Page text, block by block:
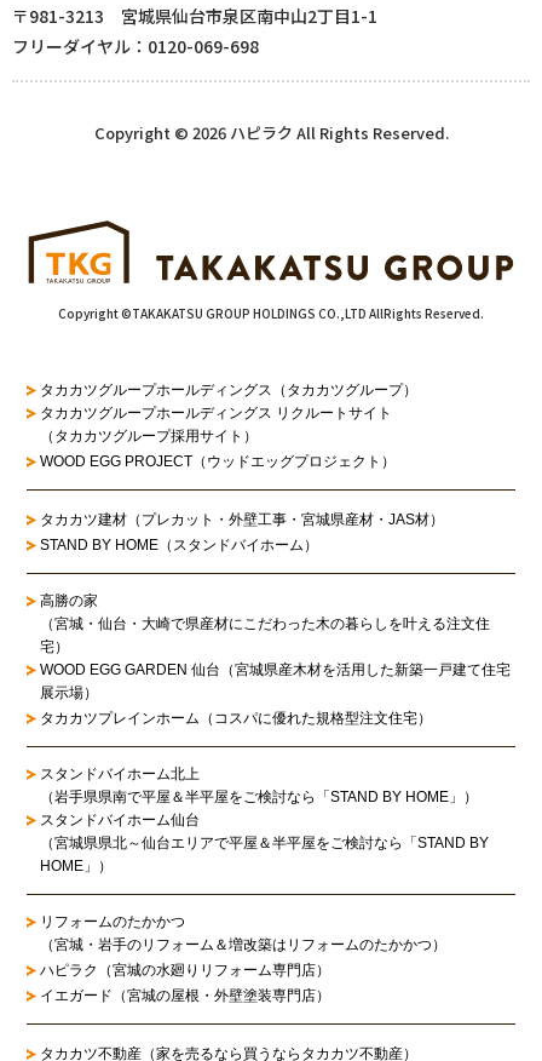
〒981-3213 宮城県仙台市泉区南中山2丁目1-1
フリーダイヤル：0120-069-698
Copyright © 2026 ハピラク All Rights Reserved.
Copyright ©TAKAKATSU GROUP HOLDINGS CO.,LTD AllRights Reserved.
タカカツグループホールディングス（タカカツグループ）
タカカツグループホールディングス リクルートサイト
（タカカツグループ採用サイト）
WOOD EGG PROJECT（ウッドエッグプロジェクト）
タカカツ建材（プレカット・外壁工事・宮城県産材・JAS材）
STAND BY HOME（スタンドバイホーム）
高勝の家
（宮城・仙台・大崎で県産材にこだわった木の暮らしを叶える注文住
宅）
WOOD EGG GARDEN 仙台（宮城県産木材を活用した新築一戸建て住宅
展示場）
タカカツプレインホーム（コスパに優れた規格型注文住宅）
スタンドバイホーム北上
（岩手県県南で平屋＆半平屋をご検討なら「STAND BY HOME」）
スタンドバイホーム仙台
（宮城県県北～仙台エリアで平屋＆半平屋をご検討なら「STAND BY
HOME」）
リフォームのたかかつ
（宮城・岩手のリフォーム＆増改築はリフォームのたかかつ）
ハピラク（宮城の水廻りリフォーム専門店）
イエガード（宮城の屋根・外壁塗装専門店）
タカカツ不動産（家を売るなら買うならタカカツ不動産）